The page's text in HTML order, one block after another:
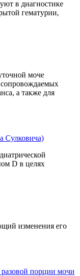
в диагностике
гематурии,
моче
а также для
Сулковича)
D в целях
изменения его
порции мочи